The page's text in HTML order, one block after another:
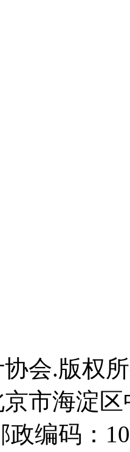
会.版权
市海淀
政编码：